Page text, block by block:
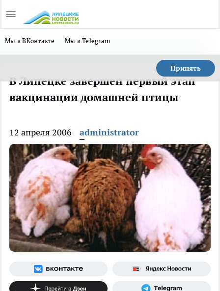
Мы в ВКонтакте Мы в Telegram
Принять
В Липецке завершен первый этап
вакцинации домашней птицы
12 апреля 2006 administrator